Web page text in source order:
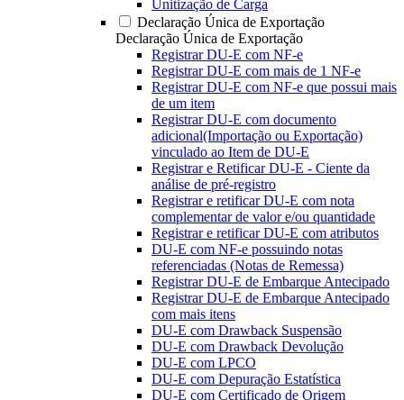
Unitização de Carga
Declaração Única de Exportação
Declaração Única de Exportação
Registrar DU-E com NF-e
Registrar DU-E com mais de 1 NF-e
Registrar DU-E com NF-e que possui mais
de um item
Registrar DU-E com documento
adicional(Importação ou Exportação)
vinculado ao Item de DU-E
Registrar e Retificar DU-E - Ciente da
análise de pré-registro
Registrar e retificar DU-E com nota
complementar de valor e/ou quantidade
Registrar e retificar DU-E com atributos
DU-E com NF-e possuindo notas
referenciadas (Notas de Remessa)
Registrar DU-E de Embarque Antecipado
Registrar DU-E de Embarque Antecipado
com mais itens
DU-E com Drawback Suspensão
DU-E com Drawback Devolução
DU-E com LPCO
DU-E com Depuração Estatística
DU-E com Certificado de Origem